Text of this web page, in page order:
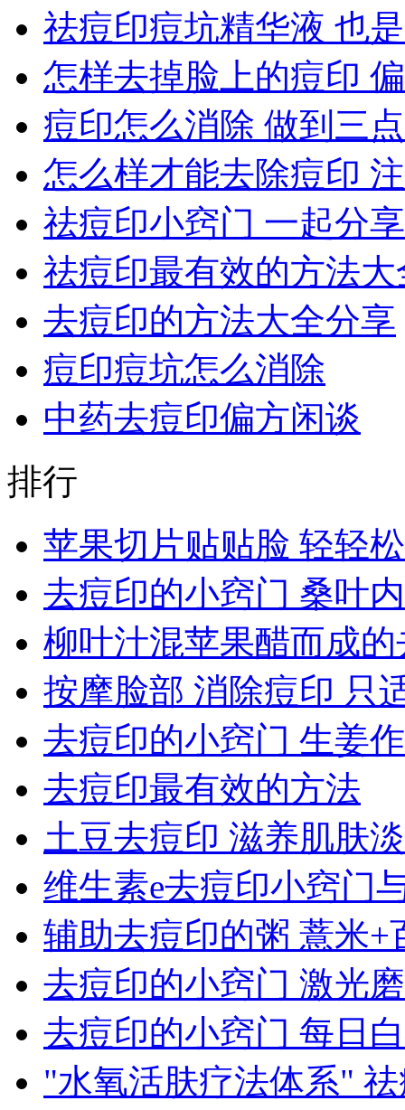
祛痘印痘坑精华液 也
怎样去掉脸上的痘印
痘印怎么消除 做到三点
怎么样才能去除痘印
祛痘印小窍门 一起分
祛痘印最有效的方法大
去痘印的方法大全分享
痘印痘坑怎么消除
中药去痘印偏方闲谈
排行
苹果切片贴贴脸 轻轻
去痘印的小窍门 桑叶
柳叶汁混苹果醋而成
按摩脸部 消除痘印 只
去痘印的小窍门 生姜
去痘印最有效的方法
土豆去痘印 滋养肌肤
维生素e去痘印小窍门
辅助去痘印的粥 薏米+
去痘印的小窍门 激光
去痘印的小窍门 每日
"水氧活肤疗法体系"